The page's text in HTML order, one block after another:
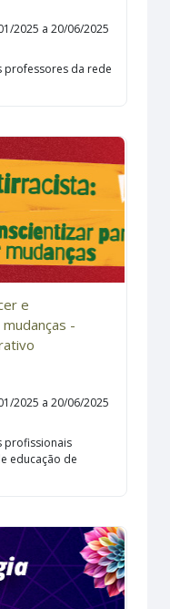
2025 a 20/06/2025
professores da rede
e conscientizar para
e
-
2025 a 20/06/2025
profissionais
educação de
- 2025/1 -